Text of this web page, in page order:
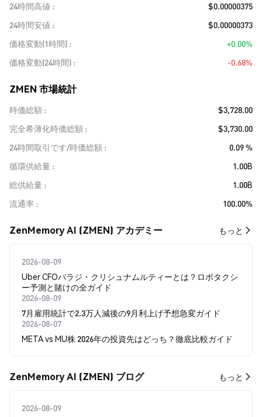
24時間高値
$0.00000375
24時間安値
$0.00000373
価格変動(1時間)
+0.00%
価格変動(24時間)
-0.68%
ZMEN 市場統計
時価総額
$3,728.00
完全希薄化時価総額
$3,730.00
24時間取引です/時価総額
0.09 %
循環供給量
1.00B
総供給量
1.00B
流通率
100.00%
ZenMemory AI (ZMEN) アカデミー もっと
2026-08-09
Uber CFOバラジ・クリシュナムルティーとは？ロボタクシ
ー予測と賭けの全ガイド
2026-08-09
7月雇用統計で2.3万人減後の9月利上げ予想急変ガイド
2026-08-07
META vs MU株 2026年の投資先はどっち？徹底比較ガイド
ZenMemory AI (ZMEN) ブログ もっと
2026-08-09